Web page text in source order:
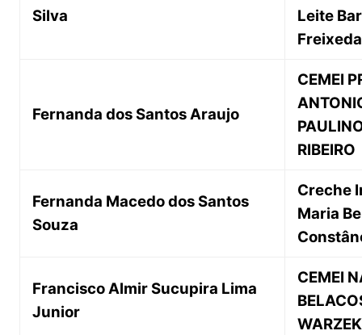
Silva
Leite
Freixeda
Fernanda dos Santos Araujo
CEMEI
RIBEIRO
Fernanda Macedo dos Santos
Souza
Creche
Maria
Francisco Almir Sucupira Lima
Junior
CEMEI